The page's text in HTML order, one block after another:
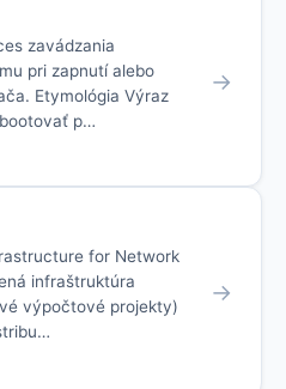
zavádzania
pri zapnutí alebo
Etymológia Výraz
p…
→
for Network
infraštruktúra
výpočtové projekty)
→